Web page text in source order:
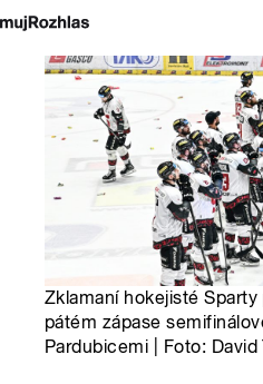
Zklamaní hokejisté
pátém zápase
Pardubicemi | Foto: David